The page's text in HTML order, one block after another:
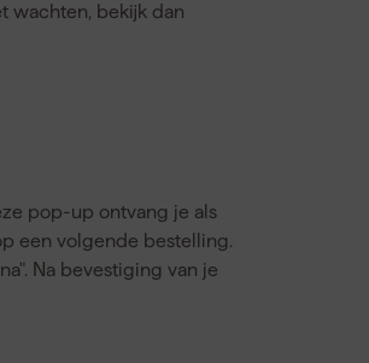
wachten, bekijk dan
pop-up ontvang je als
een volgende bestelling.
Na bevestiging van je